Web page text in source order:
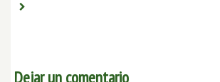
Dejar un comentario